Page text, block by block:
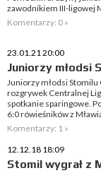
zawodnikiem III-ligowej
Komentarzy: 0 »
23.01.21 20:00
Juniorzy młodsi
Juniorzy młodsi
rozgrywek Centralnej
spotkanie sparingowe.
6:0 rówieśników z
Komentarzy: 1 »
12.12.18 18:09
Stomil wygrał z